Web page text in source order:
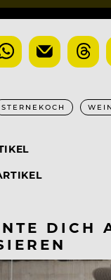
STERNEKOCH WEIN
DICH